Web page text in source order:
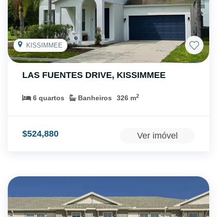
KISSIMMEE
LAS FUENTES DRIVE, KISSIMMEE
6 quartos Banheiros 326 m2
$524,880 Ver imóvel